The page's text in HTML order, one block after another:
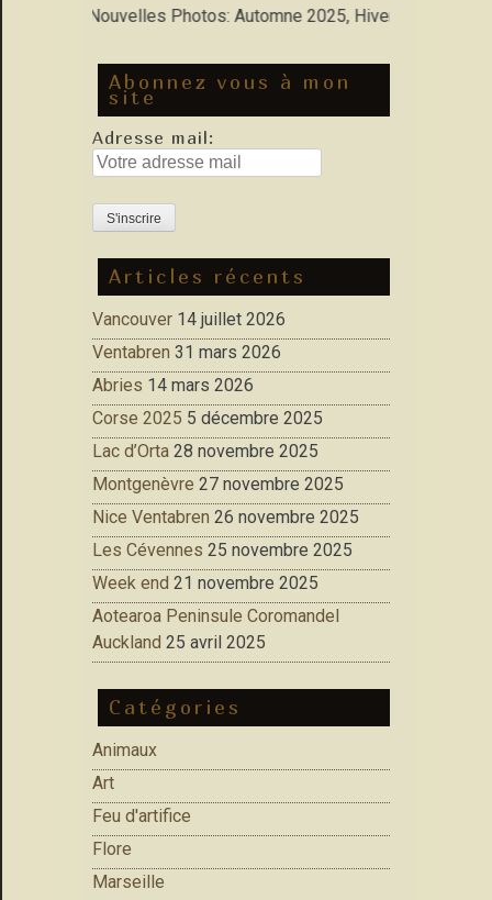
: Nouvelles Photos: Automne 2025, Hiver 2026
Abonnez vous à mon
site
Adresse mail:
Articles récents
Vancouver 14 juillet 2026
Ventabren 31 mars 2026
Abries 14 mars 2026
Corse 2025 5 décembre 2025
Lac d’Orta 28 novembre 2025
Montgenèvre 27 novembre 2025
Nice Ventabren 26 novembre 2025
Les Cévennes 25 novembre 2025
Week end 21 novembre 2025
Aotearoa Peninsule Coromandel
Auckland 25 avril 2025
Catégories
Animaux
Art
Feu d'artifice
Flore
Marseille